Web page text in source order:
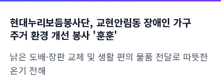
현대누리보듬봉사단, 교현안림동 장애인 가구
주거 환경 개선 봉사 '훈훈'
낡은 도배·장판 교체 및 생활 편의 물품 전달로 따뜻한
온기 전해